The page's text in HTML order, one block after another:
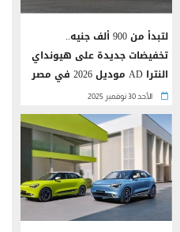
لتبدأ من 900 ألف جنيه..
تخفيضات جديدة على هيونداي
النترا AD موديل 2026 في مصر
الأحد 30 نوفمبر 2025